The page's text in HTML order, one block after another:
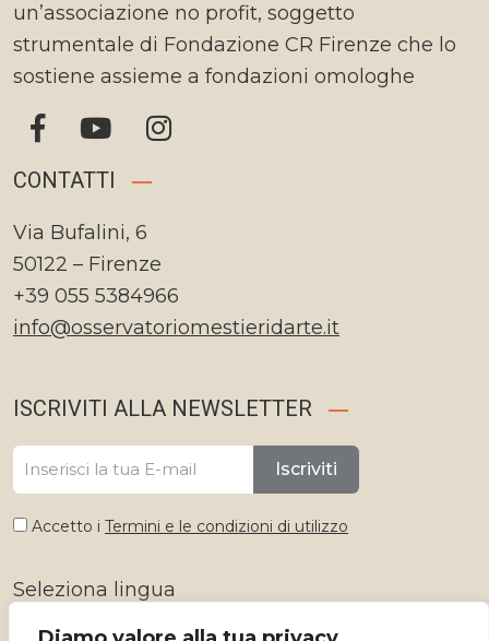
un’associazione no profit, soggetto
strumentale di Fondazione CR Firenze che lo
sostiene assieme a fondazioni omologhe
CONTATTI
Via Bufalini, 6
50122 – Firenze
+39 055 5384966
info@osservatoriomestieridarte.it
ISCRIVITI ALLA NEWSLETTER
Iscriviti
Accetto i Termini e le condizioni di utilizzo
Seleziona lingua